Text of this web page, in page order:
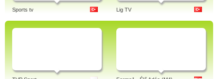
Sports tv Lig TV